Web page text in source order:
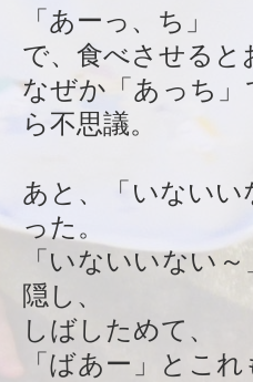
「あーっ、ち」
で、食べさせる
なぜか「あっち
ら不思議。
あと、「いない
った。
「いないいない
隠し、
しばしためて、
「ばあー」とこ